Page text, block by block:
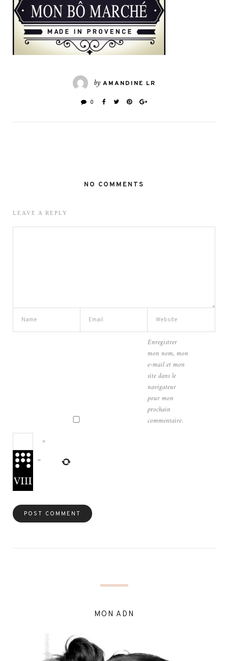
by AMANDINE LR
0
NO COMMENTS
LEAVE A REPLY
Enregistrer
mon nom, mon
e-mail et mon
site dans le
navigateur
pour mon
prochain
commentaire.
×
=
MON ADN